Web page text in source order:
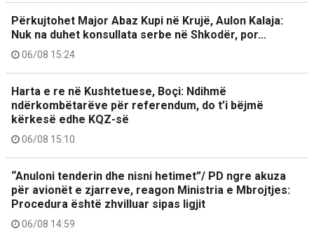
Përkujtohet Major Abaz Kupi në Krujë, Aulon Kalaja:
Nuk na duhet konsullata serbe në Shkodër, por…
06/08 15:24
Harta e re në Kushtetuese, Boçi: Ndihmë
ndërkombëtarëve për referendum, do t’i bëjmë
kërkesë edhe KQZ-së
06/08 15:10
“Anuloni tenderin dhe nisni hetimet”/ PD ngre akuza
për avionët e zjarreve, reagon Ministria e Mbrojtjes:
Procedura është zhvilluar sipas ligjit
06/08 14:59